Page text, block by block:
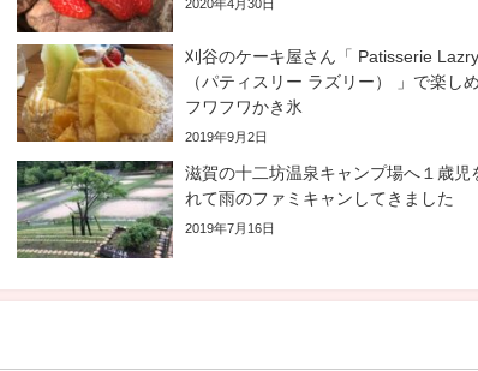
2020年4月30日
刈谷のケーキ屋さん「 Patisserie Lazry
（パティスリー ラズリー） 」で楽し
フワフワかき氷
2019年9月2日
滋賀の十二坊温泉キャンプ場へ１歳児
れて雨のファミキャンしてきました
2019年7月16日